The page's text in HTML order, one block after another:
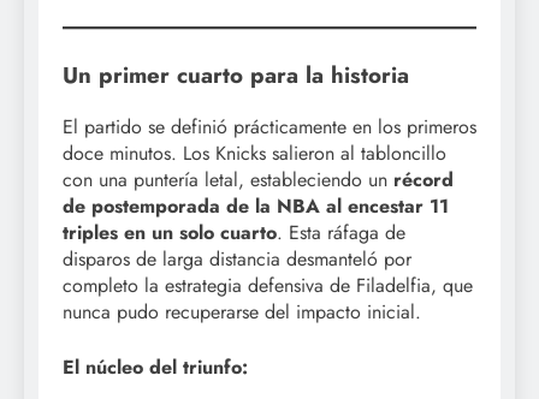
Un primer cuarto para la historia
El partido se definió prácticamente en los primeros
doce minutos. Los Knicks salieron al tabloncillo
con una puntería letal, estableciendo un récord
de postemporada de la NBA al encestar 11
triples en un solo cuarto. Esta ráfaga de
disparos de larga distancia desmanteló por
completo la estrategia defensiva de Filadelfia, que
nunca pudo recuperarse del impacto inicial.
El núcleo del triunfo: